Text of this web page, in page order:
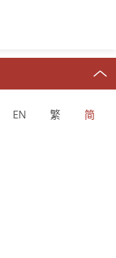
EN 繁 简